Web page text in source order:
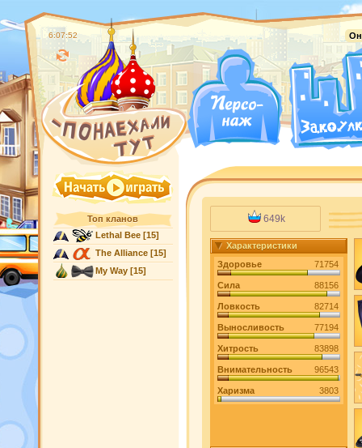
6:07:53
Топ кланов
Lethal Bee[15]
The Alliance[15]
My Way[15]
649k
Характеристики
Здоровье
71754
Сила 88156
Ловкость 82714
Выносливость 77194
Хитрость 83898
Внимательность 96543
Харизма 3803